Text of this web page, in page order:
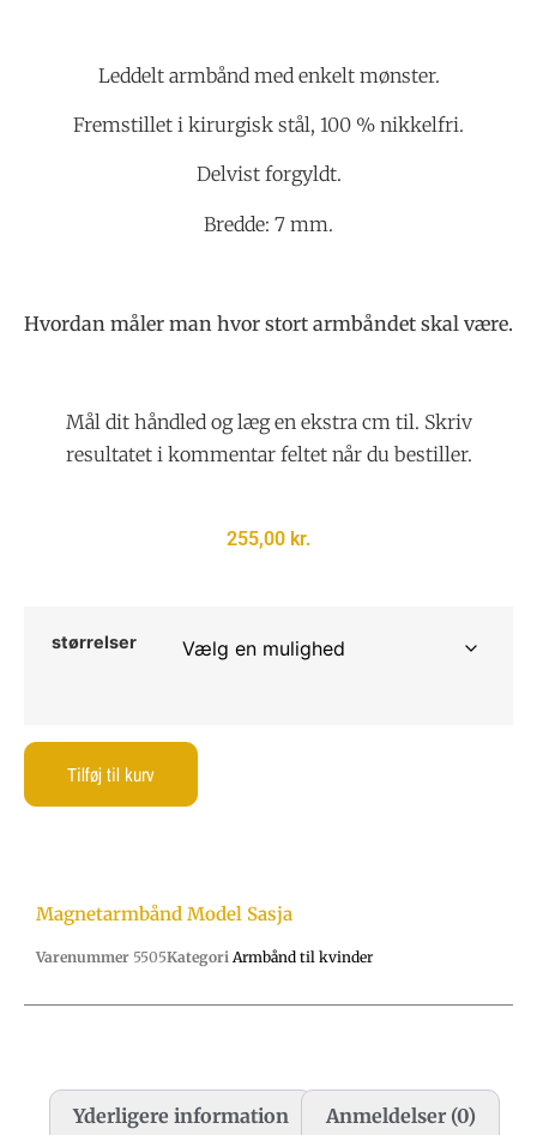
Leddelt armbånd med enkelt mønster.
Fremstillet i kirurgisk stål, 100 % nikkelfri.
Delvist forgyldt.
Bredde: 7 mm.
Hvordan måler man hvor stort armbåndet skal være.
Mål dit håndled og læg en ekstra cm til. Skriv
resultatet i kommentar feltet når du bestiller.
255,00 kr.
størrelser
Tilføj til kurv
Magnetarmbånd Model Sasja
Varenummer 5505Kategori Armbånd til kvinder
Yderligere information Anmeldelser (0)